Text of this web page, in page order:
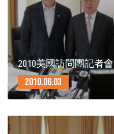
2010美國訪問團記者會
2010.06.03